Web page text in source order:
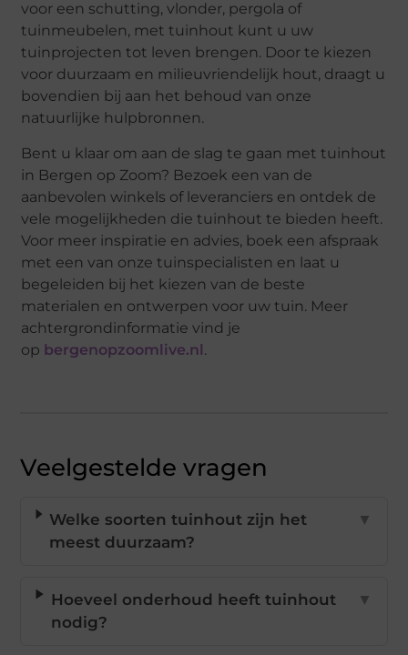
voor een schutting, vlonder, pergola of
tuinmeubelen, met tuinhout kunt u uw
tuinprojecten tot leven brengen. Door te kiezen
voor duurzaam en milieuvriendelijk hout, draagt u
bovendien bij aan het behoud van onze
natuurlijke hulpbronnen.
Bent u klaar om aan de slag te gaan met tuinhout
in Bergen op Zoom? Bezoek een van de
aanbevolen winkels of leveranciers en ontdek de
vele mogelijkheden die tuinhout te bieden heeft.
Voor meer inspiratie en advies, boek een afspraak
met een van onze tuinspecialisten en laat u
begeleiden bij het kiezen van de beste
materialen en ontwerpen voor uw tuin. Meer
achtergrondinformatie vind je
op bergenopzoomlive.nl.
Veelgestelde vragen
Welke soorten tuinhout zijn het
meest duurzaam?
▼
Hoeveel onderhoud heeft tuinhout
nodig?
▼